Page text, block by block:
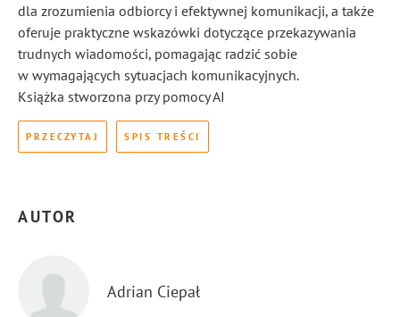
dla zrozumienia odbiorcy i efektywnej komunikacji, a także
oferuje praktyczne wskazówki dotyczące przekazywania
trudnych wiadomości, pomagając radzić sobie
w wymagających sytuacjach komunikacyjnych.
Książka stworzona przy pomocy AI
PRZECZYTAJ SPIS TREŚCI
AUTOR
Adrian Ciepał